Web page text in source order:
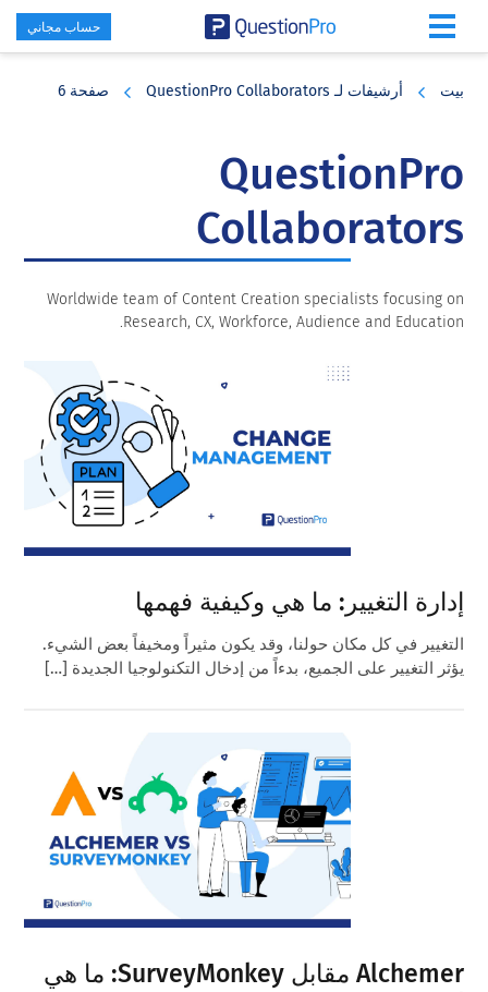
حساب مجاني
بيت أرشيفات لـ QuestionPro Collaborators صفحة 6
QuestionPro
Collaborators
Worldwide team of Content Creation specialists focusing on
Research, CX, Workforce, Audience and Education.
إدارة التغيير: ما هي وكيفية فهمها
التغيير في كل مكان حولنا، وقد يكون مثيراً ومخيفاً بعض الشيء.
يؤثر التغيير على الجميع، بدءاً من إدخال التكنولوجيا الجديدة […]
Alchemer مقابل SurveyMonkey: ما هي